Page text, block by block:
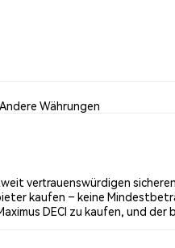
Andere Währungen
vertrauenswürdigen
kaufen – keine
DECI zu kaufen, und der